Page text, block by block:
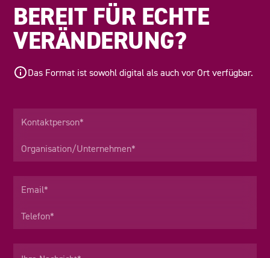
BEREIT FÜR ECHTE
VERÄNDERUNG?
Das Format ist sowohl digital als auch vor Ort verfügbar.